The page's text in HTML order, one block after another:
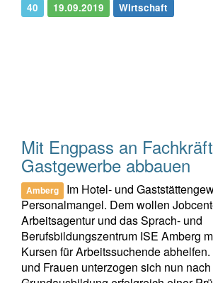
40 19.09.2019 Wirtschaft
Mit Engpass an
Gastgewerbe abbauen
Amberg
Im Hotel- und
Personalmangel. Dem wollen
Arbeitsagentur und das Sprach- und
Berufsbildungszentrum ISE Amberg
Kursen für Arbeitssuchende
und Frauen unterzogen sich nun